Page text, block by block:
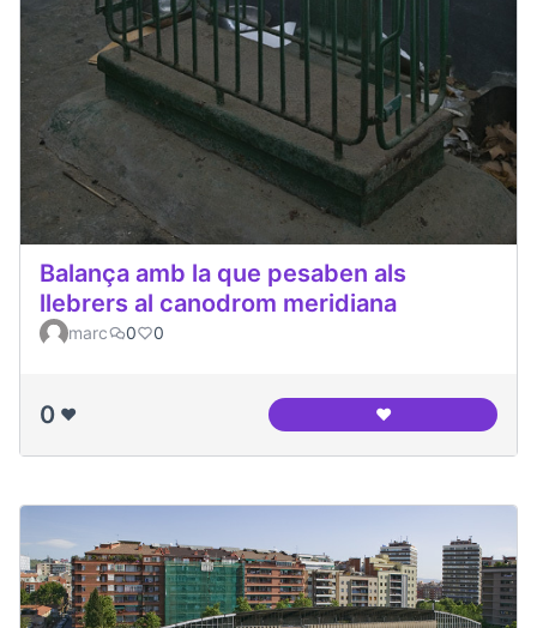
Balança amb la que pesaben als
llebrers al canodrom meridiana
marc 0 0
0 ❤️ ❤️Balança amb la